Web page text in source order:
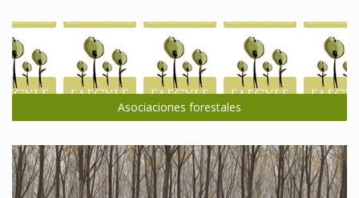
Asociaciones forestales